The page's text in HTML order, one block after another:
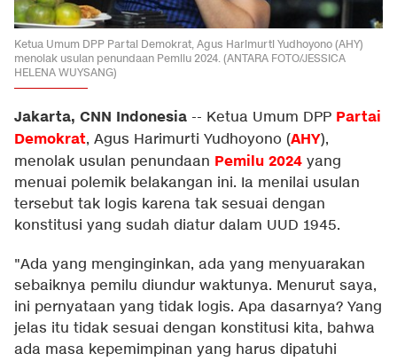
Ketua Umum DPP Partai Demokrat, Agus Harimurti Yudhoyono (AHY)
menolak usulan penundaan Pemilu 2024. (ANTARA FOTO/JESSICA
HELENA WUYSANG)
Jakarta, CNN Indonesia -- Ketua Umum DPP Partai
Demokrat, Agus Harimurti Yudhoyono (AHY),
menolak usulan penundaan Pemilu 2024 yang
menuai polemik belakangan ini. Ia menilai usulan
tersebut tak logis karena tak sesuai dengan
konstitusi yang sudah diatur dalam UUD 1945.
"Ada yang menginginkan, ada yang menyuarakan
sebaiknya pemilu diundur waktunya. Menurut saya,
ini pernyataan yang tidak logis. Apa dasarnya? Yang
jelas itu tidak sesuai dengan konstitusi kita, bahwa
ada masa kepemimpinan yang harus dipatuhi